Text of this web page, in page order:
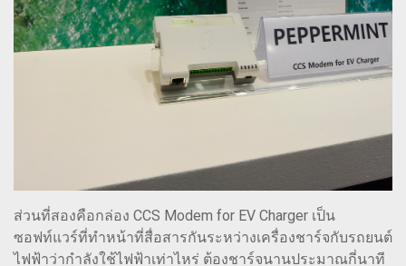
ส่วนที่สองคือกล่อง CCS Modem for EV Charger เป็น
ซอฟท์แวร์ที่ทำหน้าที่สื่อสารกันระหว่างเครื่องชาร์จกับรถยนต์
ไฟฟ้าว่ากำลังใช้ไฟฟ้าเท่าไหร่ ต้องชาร์จนานประมาณกี่นาที